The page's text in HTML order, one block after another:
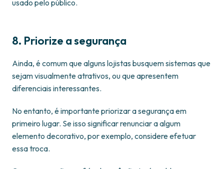
usado pelo público.
8. Priorize a segurança
Ainda, é comum que alguns lojistas busquem sistemas que
sejam visualmente atrativos, ou que apresentem
diferenciais interessantes.
No entanto, é importante priorizar a segurança em
primeiro lugar. Se isso significar renunciar a algum
elemento decorativo, por exemplo, considere efetuar
essa troca.